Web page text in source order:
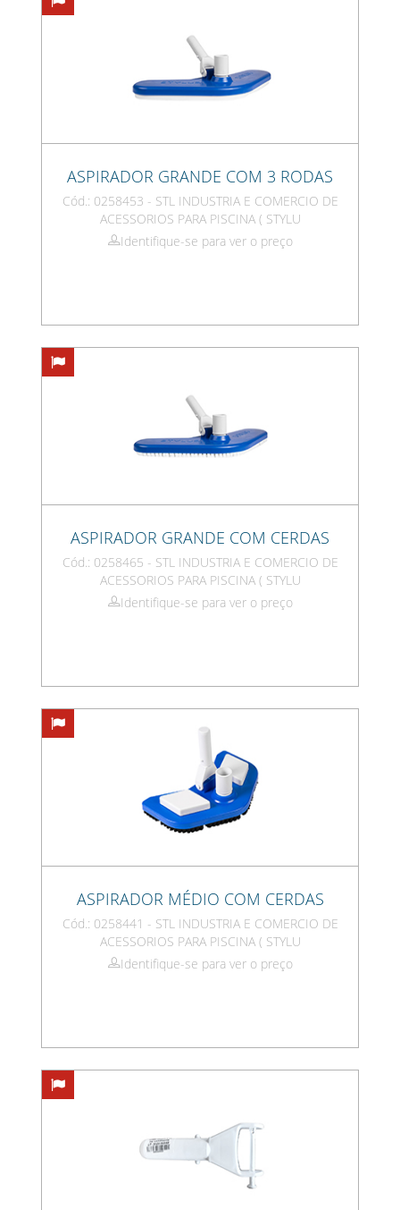
ASPIRADOR GRANDE COM 3 RODAS
Cód.: 0258453 - STL INDUSTRIA E COMERCIO DE
ACESSORIOS PARA PISCINA ( STYLU
Identifique-se para ver o preço
ASPIRADOR GRANDE COM CERDAS
Cód.: 0258465 - STL INDUSTRIA E COMERCIO DE
ACESSORIOS PARA PISCINA ( STYLU
Identifique-se para ver o preço
ASPIRADOR MÉDIO COM CERDAS
Cód.: 0258441 - STL INDUSTRIA E COMERCIO DE
ACESSORIOS PARA PISCINA ( STYLU
Identifique-se para ver o preço